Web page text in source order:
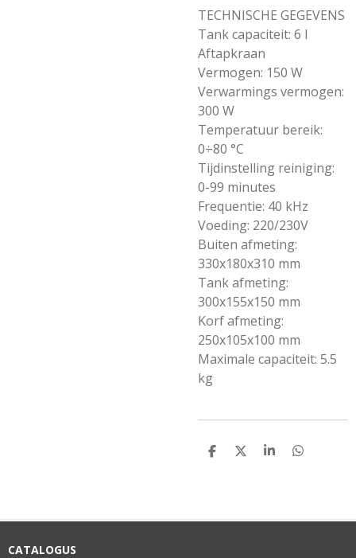
TECHNISCHE GEGEVENS
Tank capaciteit: 6 l
Aftapkraan
Vermogen: 150 W
Verwarmings vermogen:
300 W
Temperatuur bereik:
0÷80 °C
Tijdinstelling reiniging:
0-99 minutes
Frequentie: 40 kHz
Voeding: 220/230V
Buiten afmeting:
330x180x310 mm
Tank afmeting:
300x155x150 mm
Korf afmeting:
250x105x100 mm
Maximale capaciteit: 5.5
kg
D
D
S
D
CATALOGUS